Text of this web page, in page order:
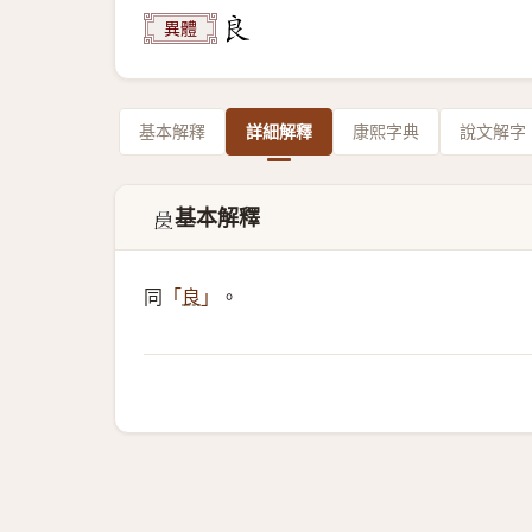
異體
基本解釋 詳細解釋 康熙字典 說文解字
𣌩基本解釋
同 「 良 」 。